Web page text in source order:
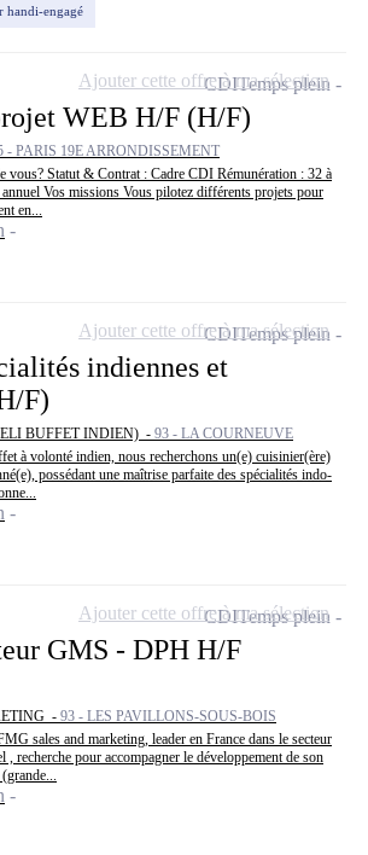
handi-engagé
WEB H/F (H/F)
- PARIS 19E ARRONDISSEMENT
vous? Statut & Contrat : Cadre CDI Rémunération : 32 à
Vos missions Vous pilotez différents projets pour
en...
CDITemps plein
Ajouter cette offre à ma sélection
indiennes et
F)
BUFFET INDIEN) - 93 - LA COURNEUVE
à volonté indien, nous recherchons un(e) cuisinier(ère)
possédant une maîtrise parfaite des spécialités indo-
CDITemps plein
Ajouter cette offre à ma sélection
GMS - DPH H/F
- 93 - LES PAVILLONS-SOUS-BOIS
sales and marketing, leader en France dans le secteur
, recherche pour accompagner le développement de son
CDITemps plein
Ajouter cette offre à ma sélection